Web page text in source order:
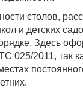
столов,
и детских
Здесь
025/2011, так